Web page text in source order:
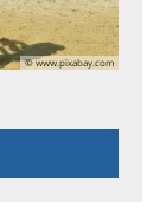
© www.pixabay.com